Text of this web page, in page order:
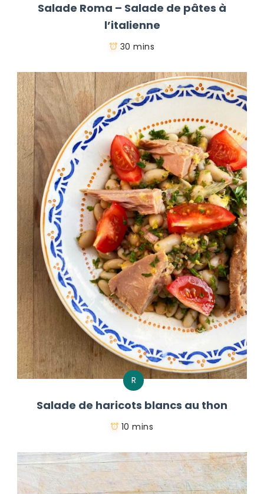
Salade Roma – Salade de pâtes à
l’italienne
30 mins
R
Salade de haricots blancs au thon
10 mins